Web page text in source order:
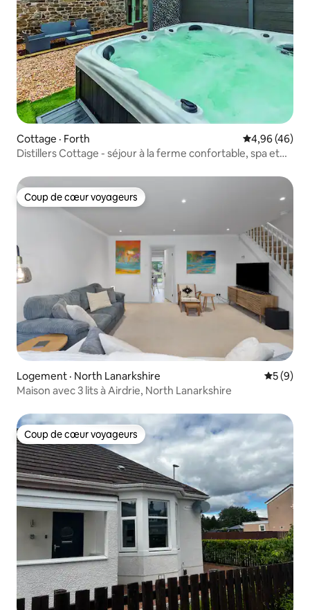
Cottage · Forth Note
4,96 (46)
Distillers Cottage - séjour à la ferme confortable, spa et
Coup de cœur voyageurs
Coup de cœur voyageurs
Logement · North Lanarkshire Note
5 (9)
Maison avec 3 lits à Airdrie, North Lanarkshire
Coup de cœur voyageurs
Coup de cœur voyageurs